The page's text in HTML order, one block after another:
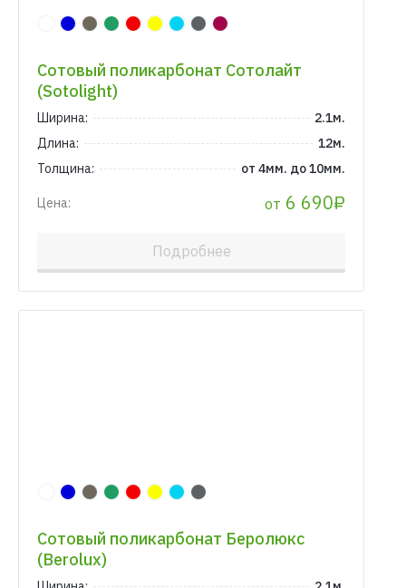
Сотовый поликарбонат Сотолайт
(Sotolight)
Ширина:
2.1м.
Длина:
12м.
Толщина:
от 4мм. до 10мм.
Цена: от 6 690₽
Подробнее
Сотовый поликарбонат Беролюкс
(Berolux)